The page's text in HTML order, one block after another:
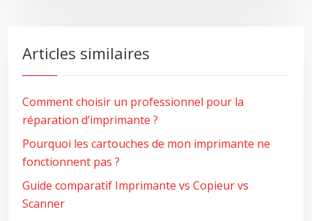
Articles similaires
Comment choisir un professionnel pour la
réparation d’imprimante ?
Pourquoi les cartouches de mon imprimante ne
fonctionnent pas ?
Guide comparatif Imprimante vs Copieur vs
Scanner